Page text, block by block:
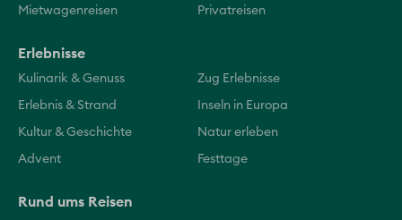
Mietwagenreisen Privatreisen
Erlebnisse
Kulinarik & Genuss Zug Erlebnisse
Erlebnis & Strand Inseln in Europa
Kultur & Geschichte Natur erleben
Advent Festtage
Rund ums Reisen